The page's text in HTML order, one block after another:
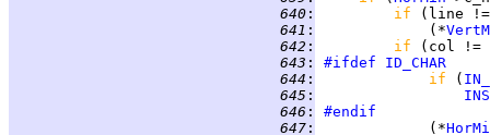
640 : if
(line
641 :
             (*
642 : if
(col !=
643 : #ifdef
ID_CHAR
644 : if (
645 :
646 :
#endif
647 :
             (*